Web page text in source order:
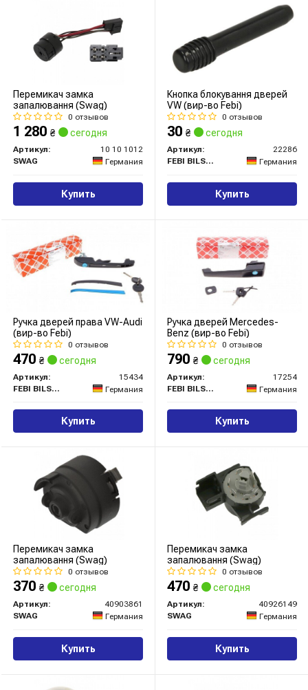
Перемикач замка
запалювання (Swag)
0 отзывов
1 280 ₴ сегодня
Артикул:
10 10 1012
SWAG
Германия
Купить
Кнопка блокування дверей
VW (вир-во Febi)
0 отзывов
30 ₴ сегодня
Артикул:
22286
FEBI BILSTEIN
Германия
Купить
Ручка дверей права VW-Audi
(вир-во Febi)
0 отзывов
470 ₴ сегодня
Артикул:
15434
FEBI BILSTEIN
Германия
Купить
Ручка дверей Mercedes-
Benz (вир-во Febi)
0 отзывов
790 ₴ сегодня
Артикул:
17254
FEBI BILSTEIN
Германия
Купить
Перемикач замка
запалювання (Swag)
0 отзывов
370 ₴ сегодня
Артикул:
40903861
SWAG
Германия
Купить
Перемикач замка
запалювання (Swag)
0 отзывов
470 ₴ сегодня
Артикул:
40926149
SWAG
Германия
Купить